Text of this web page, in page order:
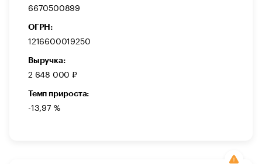
6670500899
ОГРН:
1216600019250
Выручка:
2 648 000 ₽
Темп прироста:
-13,97 %